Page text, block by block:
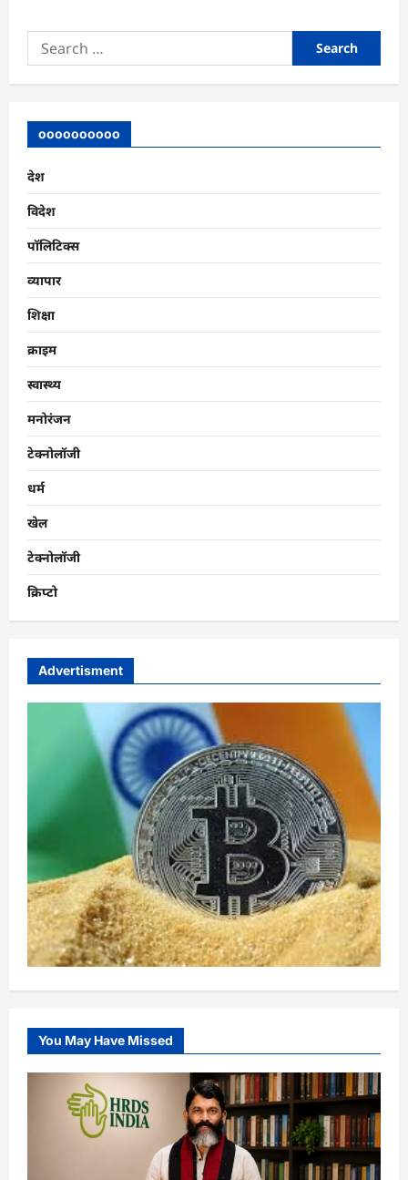
Search
for:
oooooooooo
देश
विदेश
पॉलिटिक्स
व्यापार
शिक्षा
क्राइम
स्वास्थ्य
मनोरंजन
टेक्नोलॉजी
धर्म
खेल
टेक्नोलॉजी
क्रिप्टो
Advertisment
You May Have Missed